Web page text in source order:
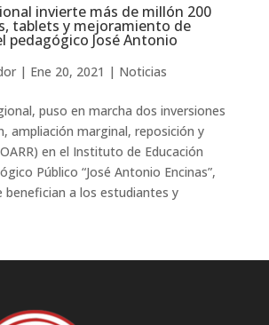
invierte más de millón 200
tablets y mejoramiento de
pedagógico José Antonio
| Ene 20, 2021 | Noticias
puso en marcha dos inversiones
ampliación marginal, reposición y
en el Instituto de Educación
Público “José Antonio Encinas”,
benefician a los estudiantes y